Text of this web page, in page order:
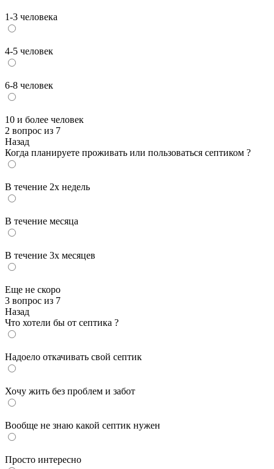
1-3 человека
4-5 человек
6-8 человек
10 и более человек
2 вопрос из 7
Назад
Когда планируете проживать или пользоваться септиком ?
В течение 2х недель
В течение месяца
В течение 3х месяцев
Еще не скоро
3 вопрос из 7
Назад
Что хотели бы от септика ?
Надоело откачивать свой септик
Хочу жить без проблем и забот
Вообще не знаю какой септик нужен
Просто интересно